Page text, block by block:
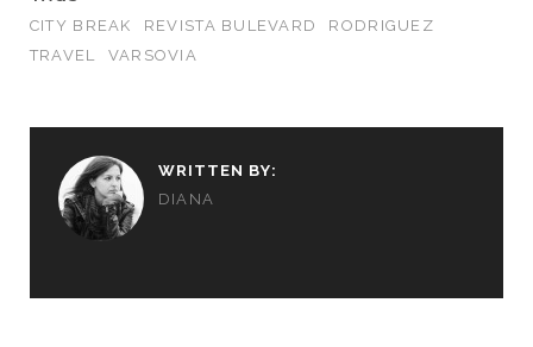
CITY BREAK
REVISTA BULEVARD
RODRIGUEZ
TRAVEL
VARSOVIA
WRITTEN BY:
DIANA